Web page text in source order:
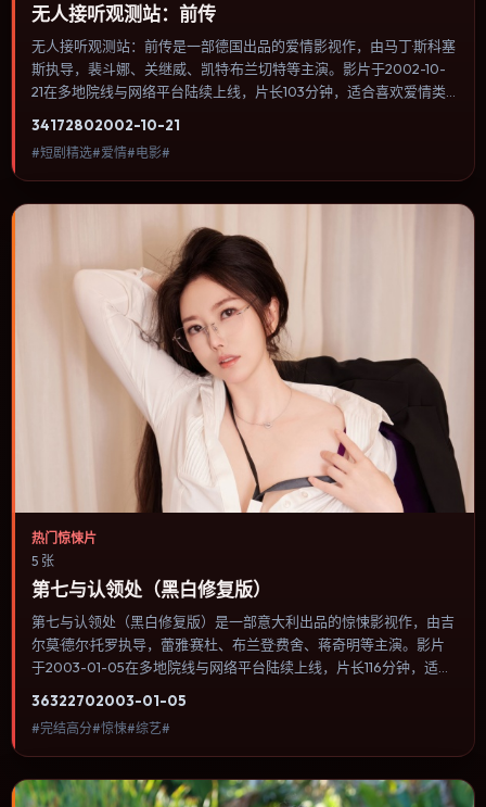
无人接听观测站：前传
无人接听观测站：前传是一部德国出品的爱情影视作，由马丁·斯科塞
斯执导，裴斗娜、关继威、凯特·布兰切特等主演。影片于2002-10-
21在多地院线与网络平台陆续上线，片长103分钟，适合喜欢爱情类
节推进，节奏与视听语言统一，可作为休闲观影或类型片补片的选
择。
34172802002-10-21
#短剧精选#爱情#电影#
热门惊悚片
5 张
第七与认领处（黑白修复版）
第七与认领处（黑白修复版）是一部意大利出品的惊悚影视作，由吉
尔莫·德尔·托罗执导，蕾雅·赛杜、布兰登·费舍、蒋奇明等主演。影片
于2003-01-05在多地院线与网络平台陆续上线，片长116分钟，适合
物选择与情节推进，节奏与视听语言统一，可作为休闲观影或类型片
补片的选择。
36322702003-01-05
#完结高分#惊悚#综艺#